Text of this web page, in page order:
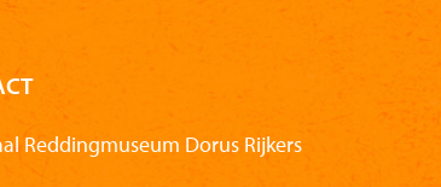
Reddingmuseum Dorus Rijkers